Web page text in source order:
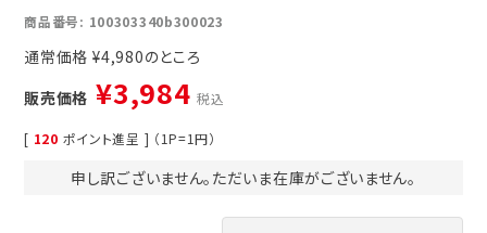
商品番号 100303340b300023
通常価格 ¥4,980
販売価格 ¥3,984 税込
[ 120 ポイント進呈 ] （1P=1円）
申し訳ございません。ただいま在庫がございません。